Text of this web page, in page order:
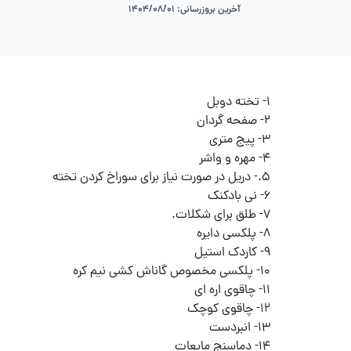
آخرین بروزرسانی: 1404/08/01
1- تخته دوبل
2- صفحه گردان
3- پیج متری
4- مهره و واشر
5.- دریل در صورت نیاز برای سوراخ کردن تخته
6- نی بادکنک
7- طلق برای شکلات.
8- پلکسی دایره
9- کاردک استیل
10- پلکسی مخصوص گاناش کشی نیم کره
11- چاقوی اره ای
12- چاقوی کوچک
13- انبردست